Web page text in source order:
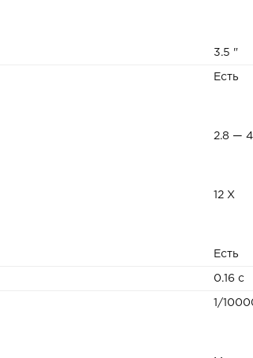
3.5 "
Есть
2.8 —
12 X
Есть
0.16 с
1/